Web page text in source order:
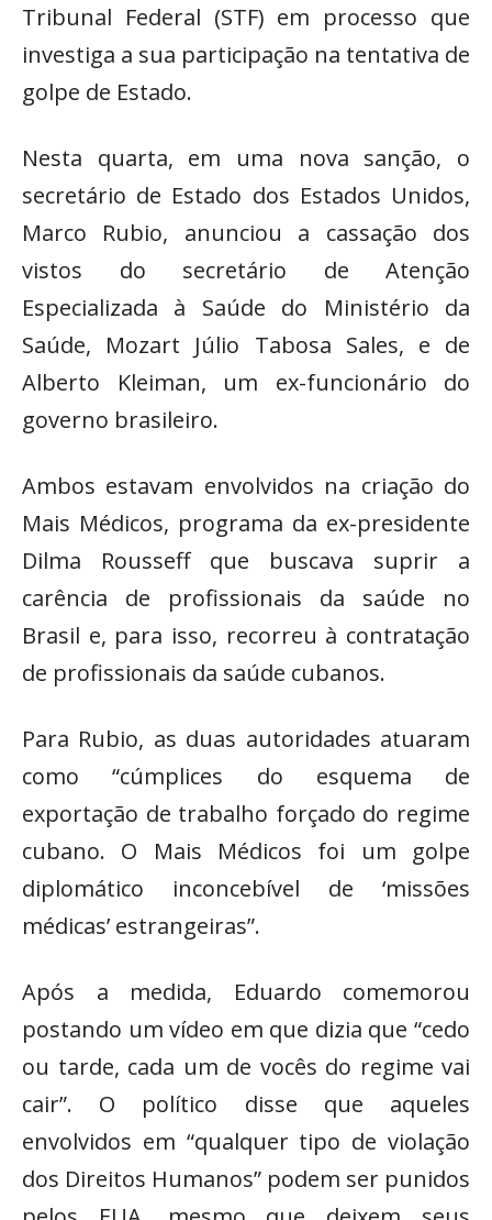
Tribunal Federal (STF) em processo que
investiga a sua participação na tentativa de
golpe de Estado.
Nesta quarta, em uma nova sanção, o
secretário de Estado dos Estados Unidos,
Marco Rubio, anunciou a cassação dos
vistos do secretário de Atenção
Especializada à Saúde do Ministério da
Saúde, Mozart Júlio Tabosa Sales, e de
Alberto Kleiman, um ex-funcionário do
governo brasileiro.
Ambos estavam envolvidos na criação do
Mais Médicos, programa da ex-presidente
Dilma Rousseff que buscava suprir a
carência de profissionais da saúde no
Brasil e, para isso, recorreu à contratação
de profissionais da saúde cubanos.
Para Rubio, as duas autoridades atuaram
como “cúmplices do esquema de
exportação de trabalho forçado do regime
cubano. O Mais Médicos foi um golpe
diplomático inconcebível de ‘missões
médicas’ estrangeiras”.
Após a medida, Eduardo comemorou
postando um vídeo em que dizia que “cedo
ou tarde, cada um de vocês do regime vai
cair”. O político disse que aqueles
envolvidos em “qualquer tipo de violação
dos Direitos Humanos” podem ser punidos